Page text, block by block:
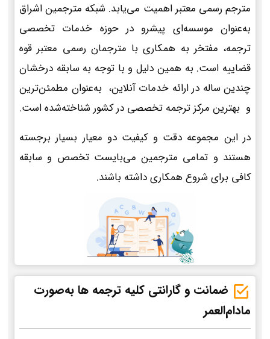
مترجم رسمی معتبر اهمیت می‌یابد. شبکه مترجمین اشراق
به‌عنوان موسسه‌ای پیشرو در حوزه خدمات تخصصی
ترجمه، مفتخر به همکاری با مترجمان رسمی معتبر قوه
قضاییه است. به همین دلیل و با توجه به سابقه درخشان
چندین ساله در ارائه خدمات آنلاین، به‌عنوان مطمئن‌ترین
و بهترین مرکز ترجمه تخصصی در کشور شناخته‌شده است.
در این مجموعه دقت و کیفیت دو معیار بسیار برجسته
هستند و تمامی مترجمین می‌بایست تخصص و سابقه
کافی برای شروع همکاری داشته باشند.
ضمانت و گارانتی کلیه ترجمه ها به‌صورت
مادام‌العمر